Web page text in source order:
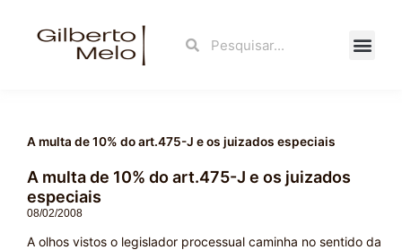
Search
A multa de 10% do art.475-J e os juizados especiais
A multa de 10% do art.475-J e os juizados
especiais
08/02/2008
A olhos vistos o legislador processual caminha no sentido da